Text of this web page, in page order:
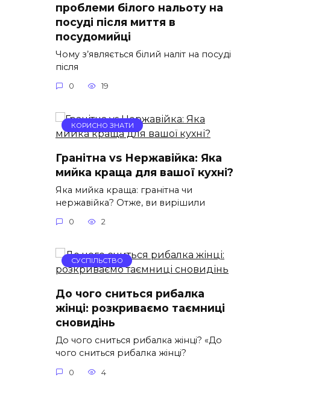
проблеми білого нальоту на
посуді після миття в
посудомийці
Чому з’являється білий наліт на посуді
після
0 19
КОРИСНО ЗНАТИ
Гранітна vs Нержавійка: Яка
мийка краща для вашої кухні?
Яка мийка краща: гранітна чи
нержавійка? Отже, ви вирішили
0 2
СУСПІЛЬСТВО
До чого сниться рибалка
жінці: розкриваємо таємниці
сновидінь
До чого сниться рибалка жінці? «До
чого сниться рибалка жінці?
0 4